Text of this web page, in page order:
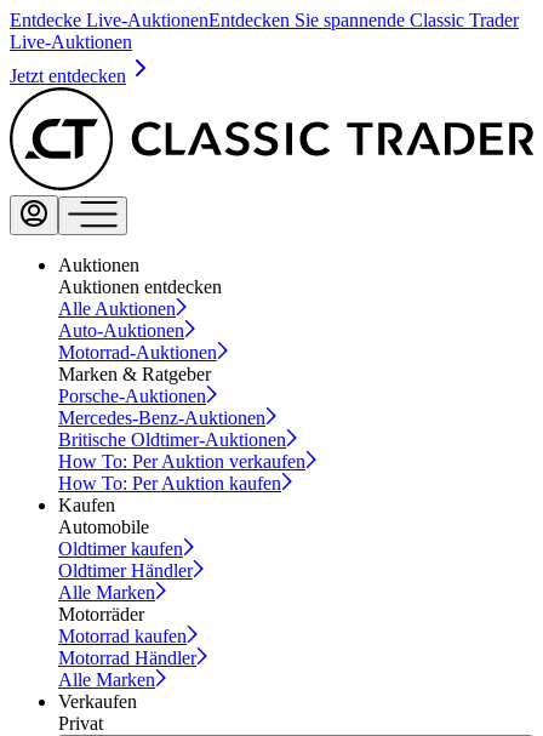
Entdecke Live-AuktionenEntdecken Sie spannende Classic Trader
Live-Auktionen
Jetzt entdecken
Auktionen
Auktionen entdecken
Alle Auktionen
Auto-Auktionen
Motorrad-Auktionen
Marken & Ratgeber
Porsche-Auktionen
Mercedes-Benz-Auktionen
Britische Oldtimer-Auktionen
How To: Per Auktion verkaufen
How To: Per Auktion kaufen
Kaufen
Automobile
Oldtimer kaufen
Oldtimer Händler
Alle Marken
Motorräder
Motorrad kaufen
Motorrad Händler
Alle Marken
Verkaufen
Privat